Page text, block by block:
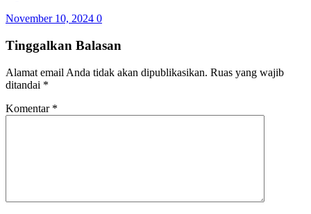
November 10, 2024 0
Tinggalkan Balasan
Alamat email Anda tidak akan dipublikasikan. Ruas yang wajib
ditandai *
Komentar *